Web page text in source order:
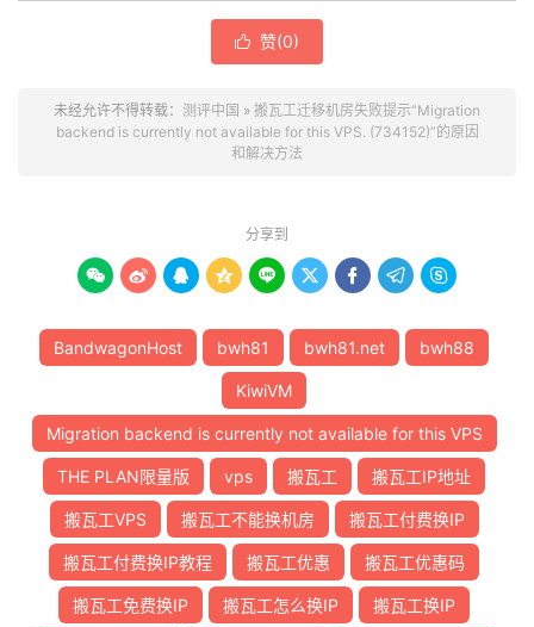
 赞(0)
未经允许不得转载： 测评中国 » 搬瓦工迁移机房失败提示“Migration
backend is currently not available for this VPS. (734152)”的原因
和解决方法
分享到
        
BandwagonHost bwh81 bwh81.net bwh88
KiwiVM
Migration backend is currently not available for this VPS
THE PLAN限量版 vps 搬瓦工 搬瓦工IP地址
搬瓦工VPS 搬瓦工不能换机房 搬瓦工付费换IP
搬瓦工付费换IP教程 搬瓦工优惠 搬瓦工优惠码
搬瓦工免费换IP 搬瓦工怎么换IP 搬瓦工换IP